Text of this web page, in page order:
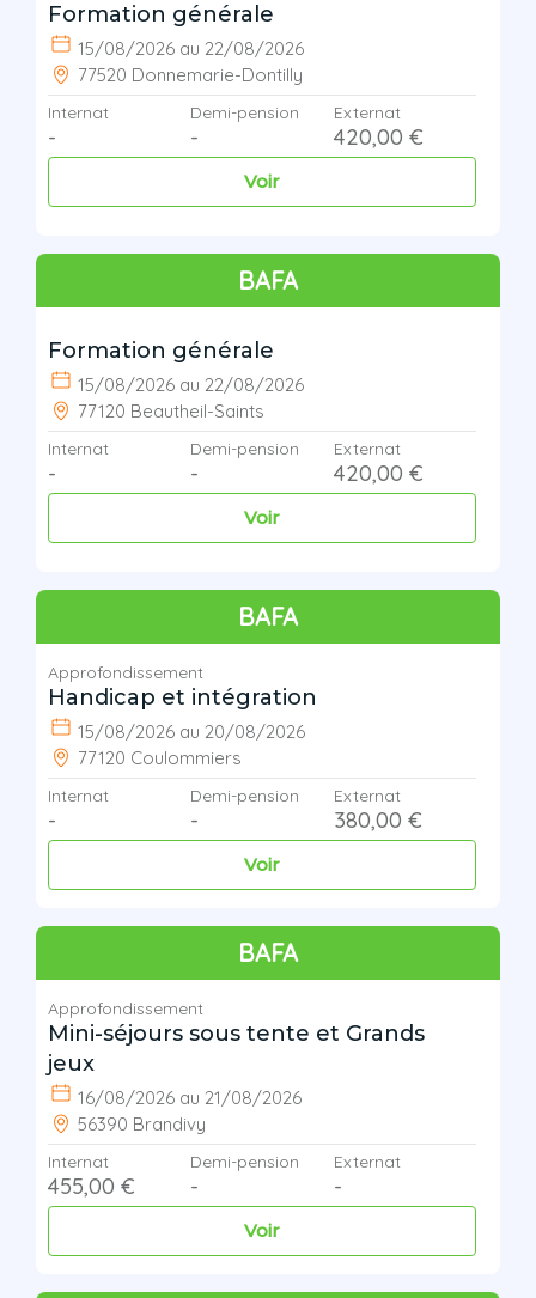
Formation générale
15/08/2026 au 22/08/2026
77520 Donnemarie-Dontilly
Internat
-
Demi-pension
-
Externat
420,00 €
Voir
BAFA
Formation générale
15/08/2026 au 22/08/2026
77120 Beautheil-Saints
Internat
-
Demi-pension
-
Externat
420,00 €
Voir
BAFA
Approfondissement
Handicap et intégration
15/08/2026 au 20/08/2026
77120 Coulommiers
Internat
-
Demi-pension
-
Externat
380,00 €
Voir
BAFA
Approfondissement
Mini-séjours sous tente et Grands
jeux
16/08/2026 au 21/08/2026
56390 Brandivy
Internat
455,00 €
Demi-pension
-
Externat
-
Voir